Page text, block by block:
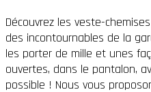
Découvrez les veste-
des incontournables de la
les porter de mille et unes
ouvertes, dans le pantalon,
possible ! Nous vous